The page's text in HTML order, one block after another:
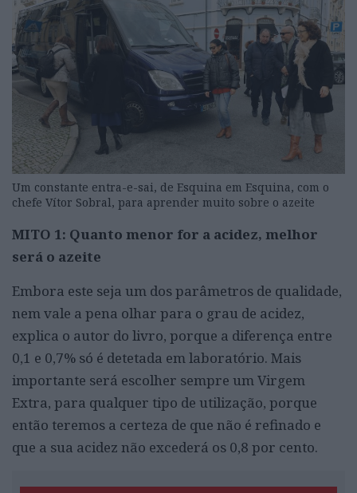
Um constante entra-e-sai, de Esquina em Esquina, com o
chefe Vítor Sobral, para aprender muito sobre o azeite
MITO 1: Quanto menor for a acidez, melhor
será o azeite
Embora este seja um dos parâmetros de qualidade,
nem vale a pena olhar para o grau de acidez,
explica o autor do livro, porque a diferença entre
0,1 e 0,7% só é detetada em laboratório. Mais
importante será escolher sempre um Virgem
Extra, para qualquer tipo de utilização, porque
então teremos a certeza de que não é refinado e
que a sua acidez não excederá os 0,8 por cento.